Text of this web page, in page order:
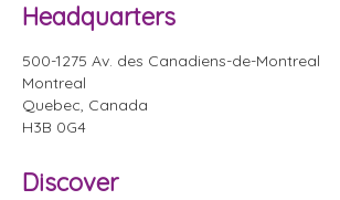
Headquarters
500-1275 Av. des Canadiens-de-Montreal
Montreal
Quebec, Canada
H3B 0G4
Discover